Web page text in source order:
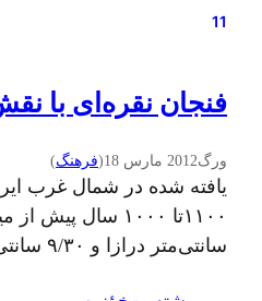
سر مأ «کالˇکبابئی» تارؤف
11
فنجان نقره‌ای با
ورگ2012 مارس 18 (فرهنگ)